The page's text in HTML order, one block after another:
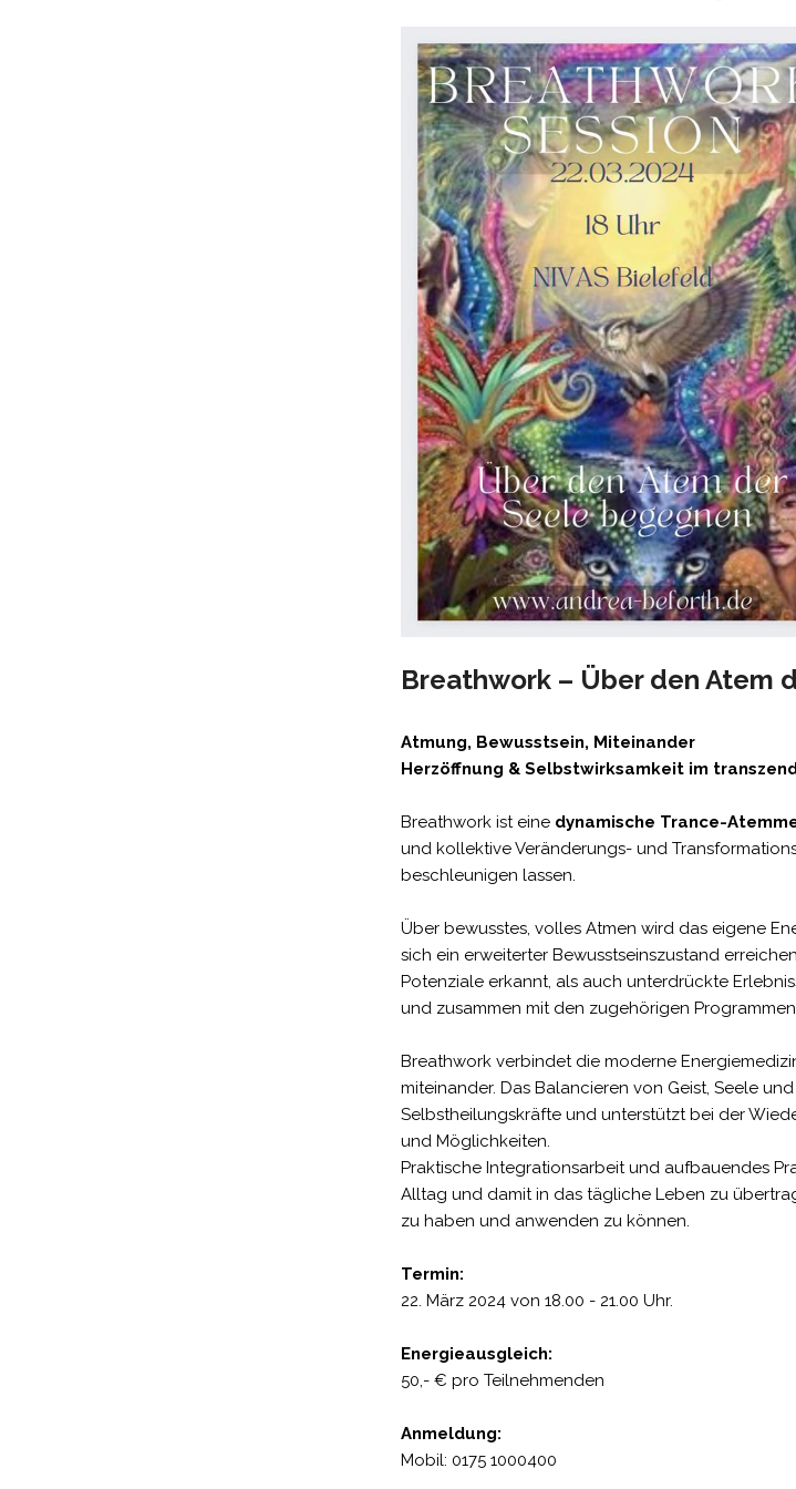
Breathwork – Über den Atem
Atmung, Bewusstsein, Miteinander
Herzöffnung & Selbstwirksamkeit im
Breathwork ist eine dynamische Trance-
und kollektive Veränderungs- und
beschleunigen lassen.
Über bewusstes, volles Atmen wird das eigene
sich ein erweiterter Bewusstseinszustand
Potenziale erkannt, als auch unterdrückte
und zusammen mit den zugehörigen
Breathwork verbindet die moderne
miteinander. Das Balancieren von Geist, Seele
Selbstheilungskräfte und unterstützt bei der
und Möglichkeiten.
Praktische Integrationsarbeit und aufbauendes
Alltag und damit in das tägliche Leben zu
zu haben und anwenden zu können.
Termin:
22. März 2024 von 18.00 - 21.00 Uhr.
Energieausgleich:
50,- € pro Teilnehmenden
Anmeldung:
Mobil: 0175 1000400